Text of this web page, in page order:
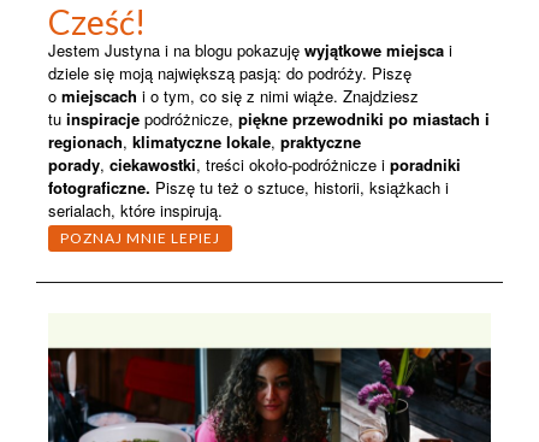
Cześć!
Jestem Justyna i na blogu pokazuję wyjątkowe miejsca i
dziele się moją największą pasją: do podróży. Piszę
o miejscach i o tym, co się z nimi wiąże. Znajdziesz
tu inspiracje podróżnicze, piękne przewodniki po miastach i
regionach, klimatyczne lokale, praktyczne
porady, ciekawostki, treści około-podróżnicze i poradniki
fotograficzne. Piszę tu też o sztuce, historii, książkach i
serialach, które inspirują.
POZNAJ MNIE LEPIEJ